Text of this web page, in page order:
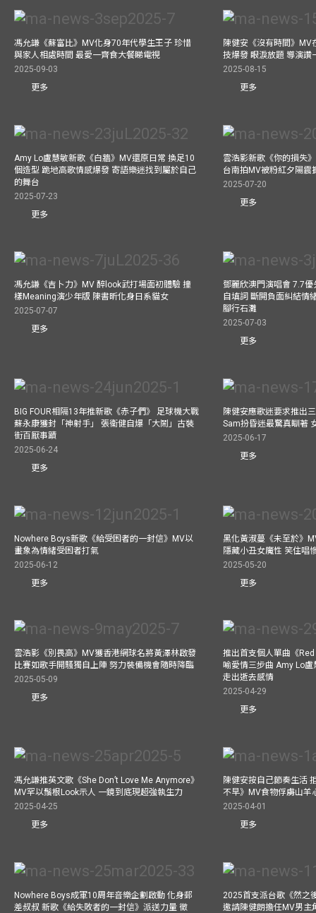
馮允謙《蘇富比》MV化身70年代學生王子 珍惜
與家人相處時間 最愛一齊食大餐睇電視
2025-09-03
更多
陳健安《沒有時間》
技爆發 眼淚放題 導演
2025-08-15
更多
Amy Lo盧慧敏新歌《白牆》MV還原日常 換足10
個造型 跪地高歌情感爆發 寄語樂迷找到屬於自己
的舞台
2025-07-23
更多
雲浩影新歌《你的損失
台南拍MV被粉紅夕陽震
2025-07-20
更多
馮允謙《吉卜力》MV 醉look武打場面初體驗 撞
樣Meaning演少年版 陳書昕化身日系貓女
2025-07-07
更多
鄧麗欣澳門演唱會 7.7
自填詞 斷開負面糾結情
腳行石灘
2025-07-03
更多
BIG FOUR相隔13年推新歌《赤子們》 足球機大戰
蘇永康獲封「神射手」 張衞健自爆「大鬧」古裝
街百厭事蹟
2025-06-24
更多
陳健安應歌迷要求推出
Sam扮昏迷最驚真瞓著
2025-06-17
更多
Nowhere Boys新歌《給受困者的一封信》MV以
畫象為情緒受困者打氣
2025-06-12
更多
黑化黃淑蔓《未至於》
隱藏小丑女魔性 笑住唱
2025-05-20
更多
雲浩影《別畏高》MV獲香港網球名將黃澤林啟發
比賽如歌手開騷獨自上陣 努力裝備機會隨時降臨
2025-05-09
更多
推出首支個人單曲《
喻愛情三步曲 Amy Lo
走出逝去感情
2025-04-29
更多
馮允謙推英文歌《She Don’t Love Me Anymore》
MV罕以鬚根Look示人 一鏡到底現超強執生力
2025-04-25
更多
陳健安按自己節奏生活
不早》MV食物俘虜山羊
2025-04-01
更多
Nowhere Boys成軍10周年音樂企劃啟動 化身郵
差叔叔 新歌《給失敗者的一封信》派送力量 徵
2025首支派台歌《然之
邀請陳健朗擔任MV男主